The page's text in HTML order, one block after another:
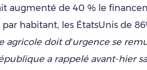
augmenté de 40 % le
habitant, les ÉtatsUnis de
agricole doit d’urgence se
a rappelé avant-hier